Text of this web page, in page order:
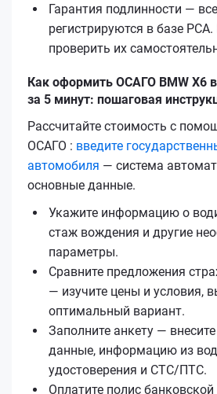
Гарантия подлинности —
регистрируются в базе
проверить их
Как оформить ОСАГО BMW X6
за 5 минут: пошаговая
Рассчитайте стоимость с
ОСАГО : введите
автомобиля — система
основные данные.
Укажите информацию о
стаж вождения и другие
параметры.
Сравните предложения
— изучите цены и условия,
оптимальный вариант.
Заполните анкету —
данные, информацию из
удостоверения и СТС/ПТС.
Оплатите полис